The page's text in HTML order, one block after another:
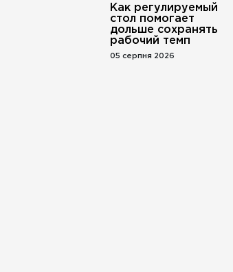
Как регулируемый
стол помогает
дольше сохранять
рабочий темп
05 серпня 2026